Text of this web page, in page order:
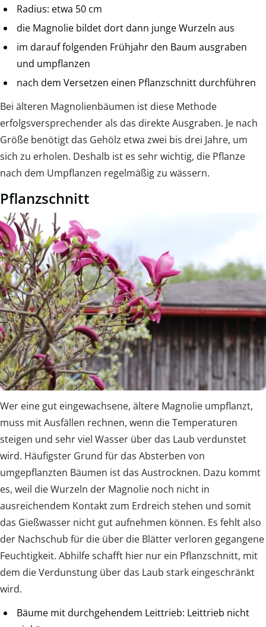
Radius: etwa 50 cm
die Magnolie bildet dort dann junge Wurzeln aus
im darauf folgenden Frühjahr den Baum ausgraben
und umpflanzen
nach dem Versetzen einen Pflanzschnitt durchführen
Bei älteren Magnolienbäumen ist diese Methode
erfolgsversprechender als das direkte Ausgraben. Je nach
Größe benötigt das Gehölz etwa zwei bis drei Jahre, um
sich zu erholen. Deshalb ist es sehr wichtig, die Pflanze
nach dem Umpflanzen regelmäßig zu wässern.
Pflanzschnitt
Wer eine gut eingewachsene, ältere Magnolie umpflanzt,
muss mit Ausfällen rechnen, wenn die Temperaturen
steigen und sehr viel Wasser über das Laub verdunstet
wird. Häufigster Grund für das Absterben von
umgepflanzten Bäumen ist das Austrocknen. Dazu kommt
es, weil die Wurzeln der Magnolie noch nicht in
ausreichendem Kontakt zum Erdreich stehen und somit
das Gießwasser nicht gut aufnehmen können. Es fehlt also
der Nachschub für die über die Blätter verloren gegangene
Feuchtigkeit. Abhilfe schafft hier nur ein Pflanzschnitt, mit
dem die Verdunstung über das Laub stark eingeschränkt
wird.
Bäume mit durchgehendem Leittrieb: Leittrieb nicht